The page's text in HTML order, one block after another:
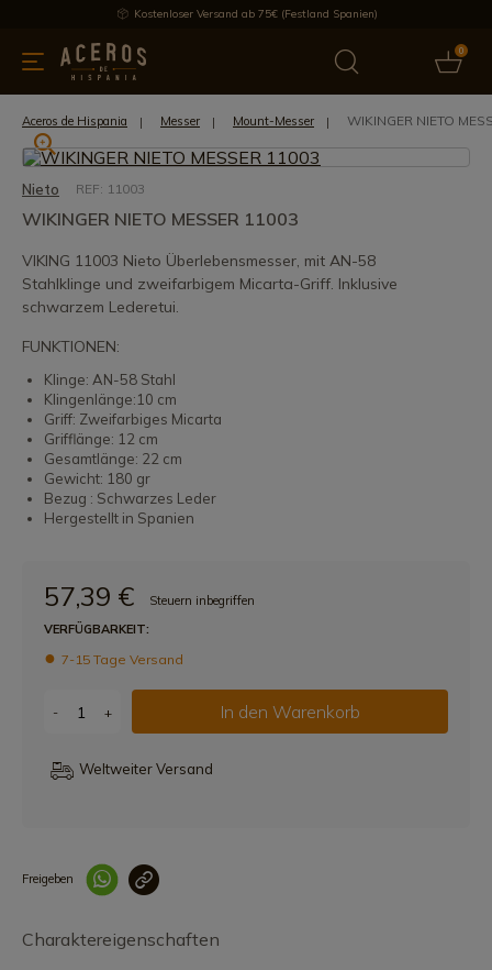
Kostenloser Versand ab 75€ (Festland Spanien)
0
Bietet Aktuelles Bestseller
Aceros de Hispania Messer Mount-Messer WIKINGER NIETO
Nieto REF: 11003
WIKINGER NIETO MESSER 11003
VIKING 11003 Nieto Überlebensmesser, mit AN-58
Stahlklinge und zweifarbigem Micarta-Griff. Inklusive
schwarzem Lederetui.
FUNKTIONEN:
Klinge: AN-58 Stahl
Klingenlänge:10 cm
Griff: Zweifarbiges Micarta
Grifflänge: 12 cm
Gesamtlänge: 22 cm
Gewicht: 180 gr
Bezug : Schwarzes Leder
Hergestellt in Spanien
57,39 €
Steuern inbegriffen
VERFÜGBARKEIT:
7-15 Tage Versand
- + In den Warenkorb
Weltweiter Versand
Freigeben
Charaktereigenschaften